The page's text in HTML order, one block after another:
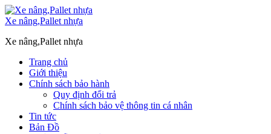
Xe nâng,Pallet nhựa
Xe nâng,Pallet nhựa
Trang chủ
Giới thiệu
Chính sách bảo hành
Quy định đổi trả
Chính sách bảo vệ thông tin cá nhân
Tin tức
Bản Đồ